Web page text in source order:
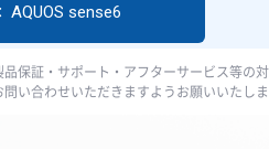
AQUOS sense6
保証・サポート・アフターサービス等の
い合わせいただきますようお願いいたしま